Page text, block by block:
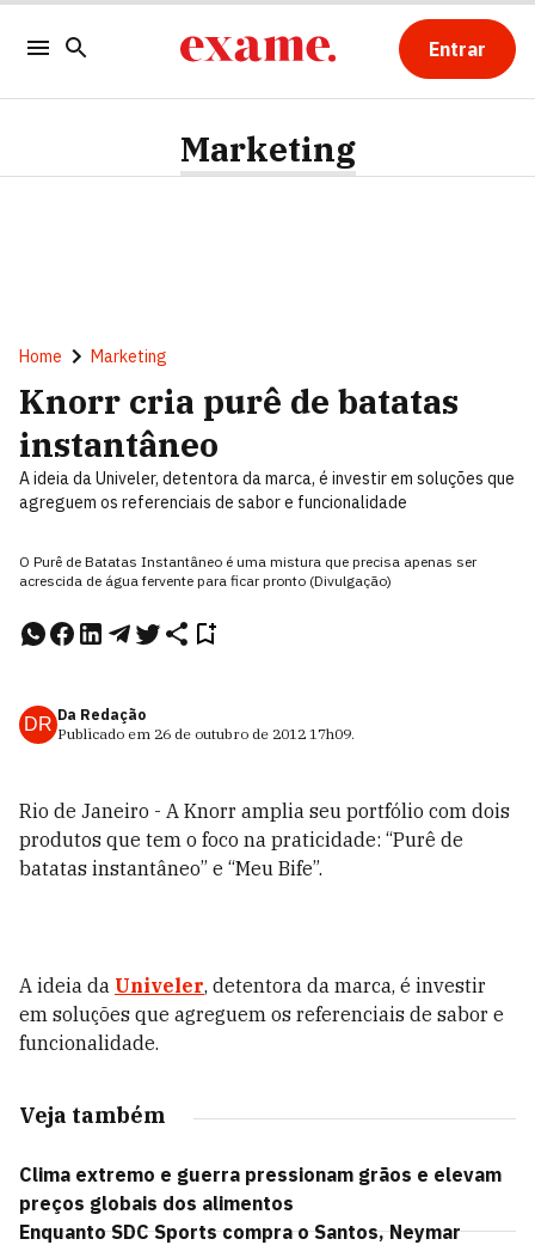
Entrar
Marketing
Home Marketing
Knorr cria purê de batatas
instantâneo
A ideia da Univeler, detentora da marca, é investir em soluções que
agreguem os referenciais de sabor e funcionalidade
O Purê de Batatas Instantâneo é uma mistura que precisa apenas ser
acrescida de água fervente para ficar pronto (Divulgação)
DR Da Redação
Publicado em 26 de outubro de 2012 17h09.
Rio de Janeiro - A Knorr amplia seu portfólio com dois
produtos que tem o foco na praticidade: “Purê de
batatas instantâneo” e “Meu Bife”.
A ideia da Univeler, detentora da marca, é investir
em soluções que agreguem os referenciais de sabor e
funcionalidade.
Veja também
Clima extremo e guerra pressionam grãos e elevam
preços globais dos alimentos
Enquanto SDC Sports compra o Santos, Neymar